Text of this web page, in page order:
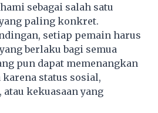
sebagai salah satu
paling konkret.
setiap pemain harus
berlaku bagi semua
pun dapat memenangkan
status sosial,
kekuasaan yang